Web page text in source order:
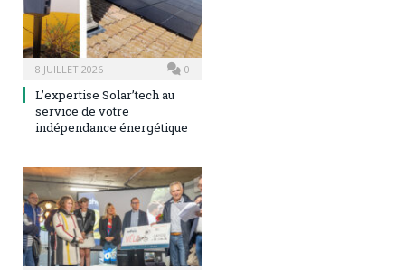
8 JUILLET 2026 0
L’expertise Solar’tech au
service de votre
indépendance énergétique